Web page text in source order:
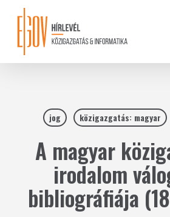
content
jog közigazgatás: magyar
A magyar
irodalom
bibliográfiája